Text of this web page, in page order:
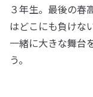
３年生。最後の春
はどこにも負けな
一緒に大きな舞台
う。